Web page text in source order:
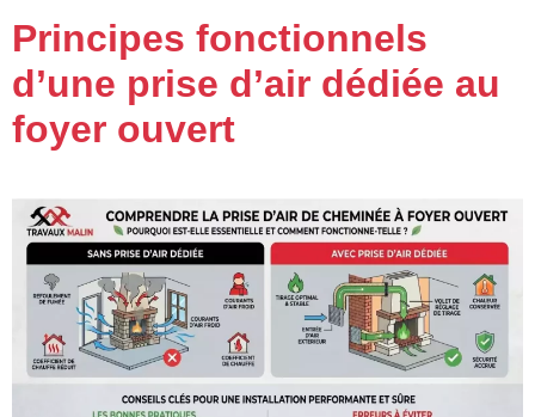
Principes fonctionnels
d’une prise d’air dédiée au
foyer ouvert